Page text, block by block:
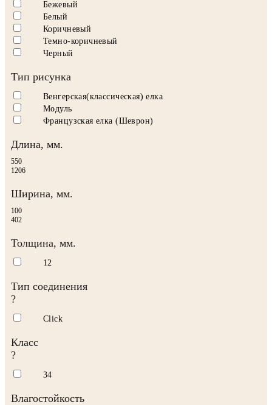
Бежевый
Белый
Коричневый
Темно-коричневый
Черный
Тип рисунка
Венгерская(классическая) елка
Модуль
Французская елка (Шеврон)
Длина, мм.
550
1206
Ширина, мм.
100
402
Толщина, мм.
12
Тип соединения
?
Click
Класс
?
34
Влагостойкость